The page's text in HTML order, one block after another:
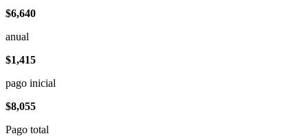
$6,640
anual
$1,415
pago inicial
$8,055
Pago total